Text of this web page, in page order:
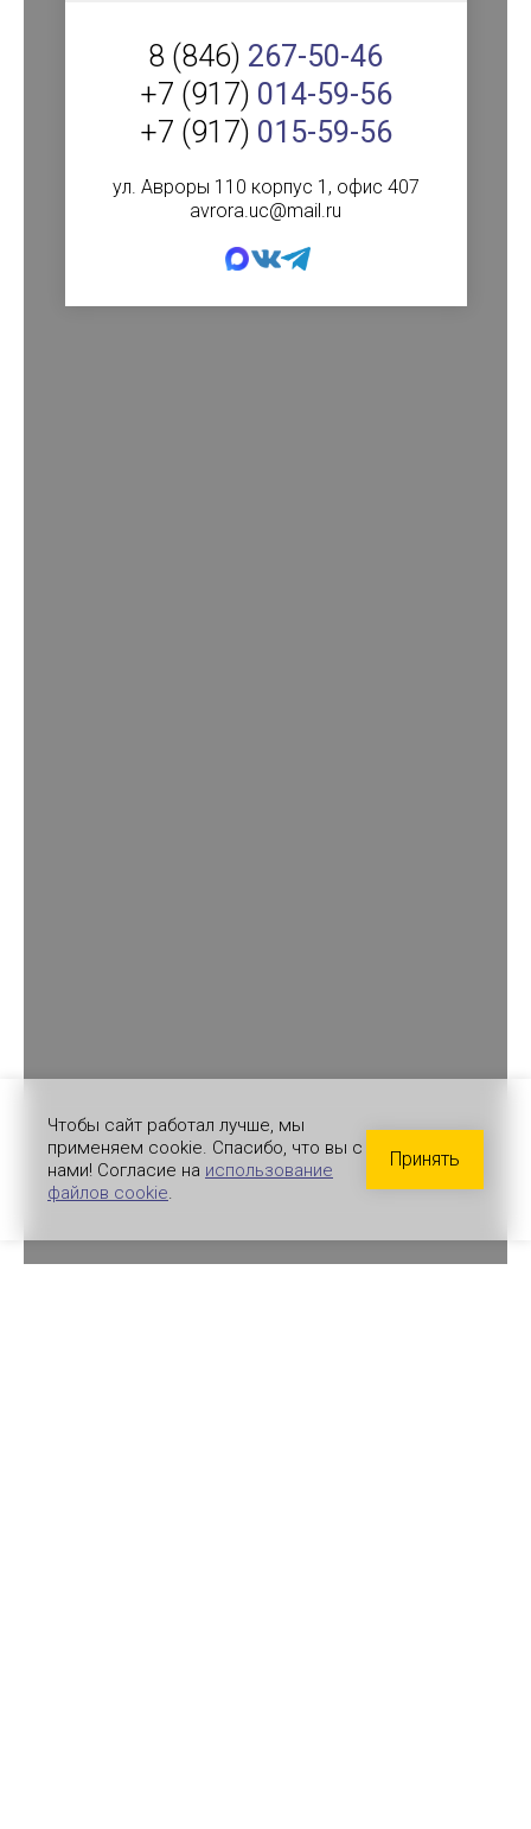
8 (846) 267-50-46
+7 (917) 014-59-56
+7 (917) 015-59-56
ул. Авроры 110 корпус 1, офис 407
avrora.uc@mail.ru
Чтобы сайт работал лучше, мы
применяем cookie. Спасибо, что вы с
нами! Согласие на использование
файлов cookie.
Принять